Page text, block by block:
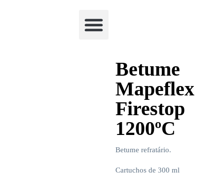
Betume
Mapeflex
Firestop
1200ºC
Betume refratário.
Cartuchos de 300 ml